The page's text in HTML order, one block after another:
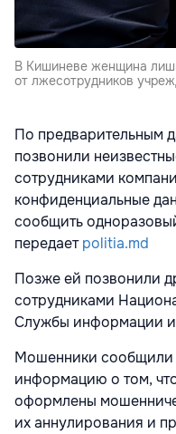
В Кишиневе женщина
от лжесотрудников
По предварительным
позвонили
сотрудниками
конфиденциальные
сообщить
передаетpolitia.md
Позже ей позвонили
сотрудниками
Службы информации
Мошенники
информацию о том,
оформлены
их аннулирования и